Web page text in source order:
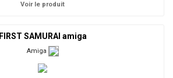
Voir le produit
FIRST SAMURAI amiga
Amiga